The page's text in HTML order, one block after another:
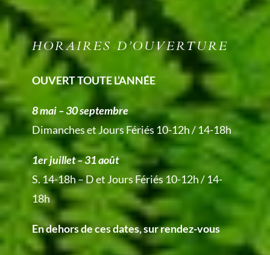
HORAIRES D’OUVERTURE
OUVERT TOUTE L’ANNÉE
8 mai – 30 septembre
Dimanches et Jours Fériés 10-12h / 14-18h
1er juillet – 31 août
S. 14-18h – D et Jours Fériés 10-12h / 14-
18h
En dehors de ces dates, sur rendez-vous